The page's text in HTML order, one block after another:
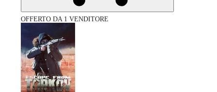
OFFERTO DA 1 VENDITORE